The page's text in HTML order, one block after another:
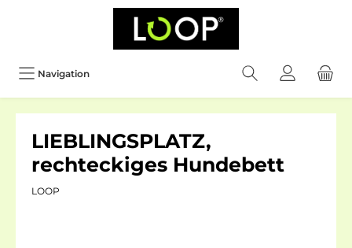
Navigation
LIEBLINGSPLATZ,
rechteckiges Hundebett
LOOP